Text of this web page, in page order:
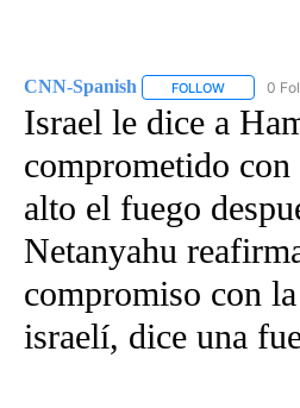
CNN-Spanish FOLLOW FOLLOW
0
Israel le dice a
comprometido con
alto el fuego
Netanyahu
compromiso con
israelí, dice una